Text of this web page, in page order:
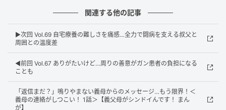
関連する他の記事
▶︎次回 Vol.69 自宅療養の難しさを痛感…全力で闘病を支える叔父と
周囲との温度差
◀︎前回 Vol.67 ありがたいけど…周りの善意がガン患者の負担になる
ことも
「返信まだ？」鳴りやまない義母からのメッセージ…もう限界！＜
義母の連絡がしつこい！ 1話＞【義父母がシンドイんです！ まん
が】